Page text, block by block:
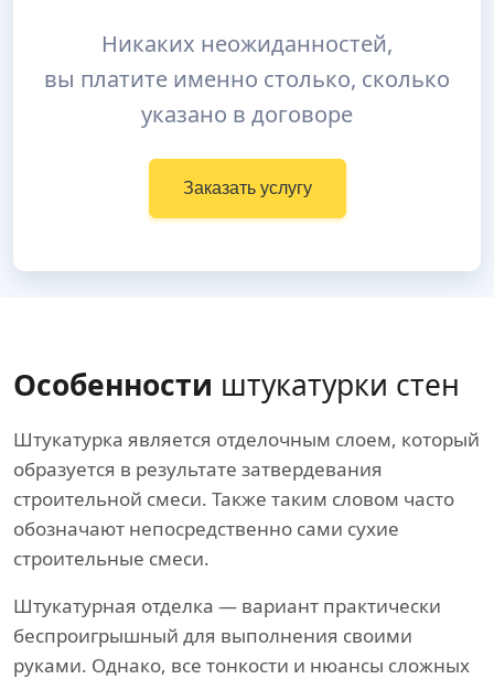
Никаких неожиданностей,
вы платите именно столько, сколько
указано в договоре
Заказать услугу
Особенности штукатурки стен
Штукатурка является отделочным слоем, который
образуется в результате затвердевания
строительной смеси. Также таким словом часто
обозначают непосредственно сами сухие
строительные смеси.
Штукатурная отделка — вариант практически
беспроигрышный для выполнения своими
руками. Однако, все тонкости и нюансы сложных